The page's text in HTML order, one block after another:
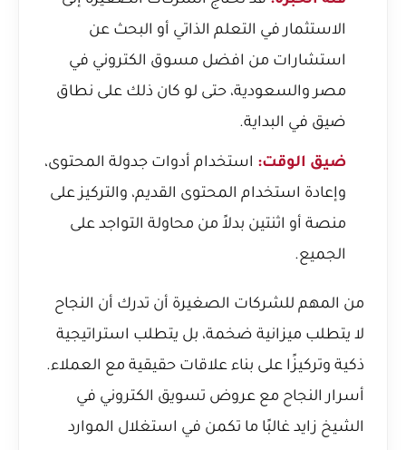
الاستثمار في التعلم الذاتي أو البحث عن
استشارات من افضل مسوق الكتروني في
مصر والسعودية، حتى لو كان ذلك على نطاق
ضيق في البداية.
ضيق الوقت: استخدام أدوات جدولة المحتوى،
وإعادة استخدام المحتوى القديم، والتركيز على
منصة أو اثنتين بدلاً من محاولة التواجد على
الجميع.
من المهم للشركات الصغيرة أن تدرك أن النجاح
لا يتطلب ميزانية ضخمة، بل يتطلب استراتيجية
ذكية وتركيزًا على بناء علاقات حقيقية مع العملاء.
أسرار النجاح مع عروض تسويق الكتروني في
الشيخ زايد غالبًا ما تكمن في استغلال الموارد